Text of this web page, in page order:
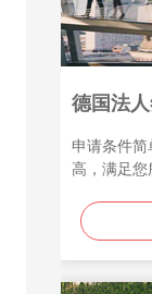
德国法
申请条件
高，满足您